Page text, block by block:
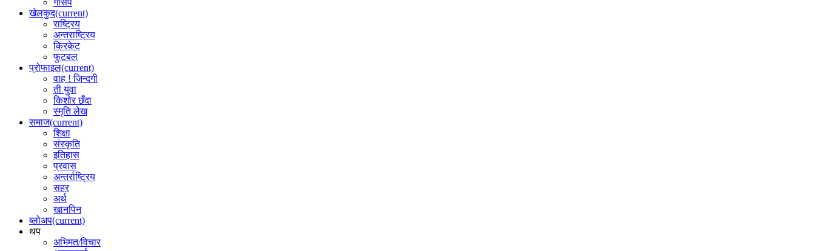
गसिप
खेलकुद(current)
राष्ट्रिय
अन्तराष्ट्रिय
क्रिकेट
फुटबल
प्रोफाइल(current)
वाह ! जिन्दगी
ती युवा
किशोर छँदा
स्मृति लेख
समाज(current)
शिक्षा
संस्कृति
इतिहास
प्रवास
अन्तर्राष्ट्रिय
सहर
अर्थ
खानपिन
ब्लोअप(current)
थप
अभिमत/विचार